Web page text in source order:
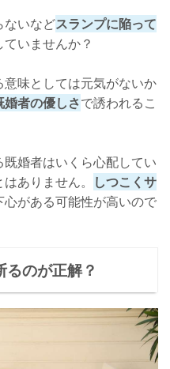
ないなどスランプに陥って
いませんか？
味としては元気がないか
婚者の優しさで誘われるこ
婚者はいくら心配してい
ありません。
しつこくサ
心がある可能性が高いので
のが正解？